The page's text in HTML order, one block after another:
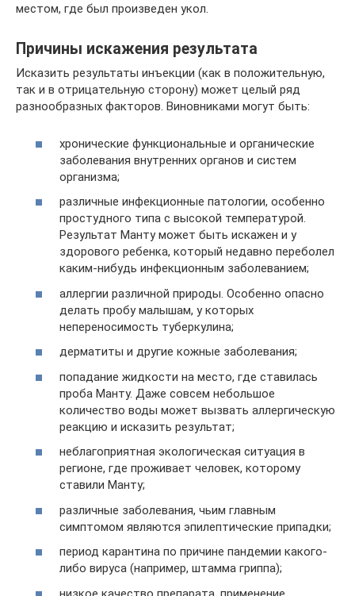
местом, где был произведен укол.
Причины искажения результата
Исказить результаты инъекции (как в положительную,
так и в отрицательную сторону) может целый ряд
разнообразных факторов. Виновниками могут быть:
хронические функциональные и органические
заболевания внутренних органов и систем
организма;
различные инфекционные патологии, особенно
простудного типа с высокой температурой.
Результат Манту может быть искажен и у
здорового ребенка, который недавно переболел
каким-нибудь инфекционным заболеванием;
аллергии различной природы. Особенно опасно
делать пробу малышам, у которых
непереносимость туберкулина;
дерматиты и другие кожные заболевания;
попадание жидкости на место, где ставилась
проба Манту. Даже совсем небольшое
количество воды может вызвать аллергическую
реакцию и исказить результат;
неблагоприятная экологическая ситуация в
регионе, где проживает человек, которому
ставили Манту;
различные заболевания, чьим главным
симптомом являются эпилептические припадки;
период карантина по причине пандемии какого-
либо вируса (например, штамма гриппа);